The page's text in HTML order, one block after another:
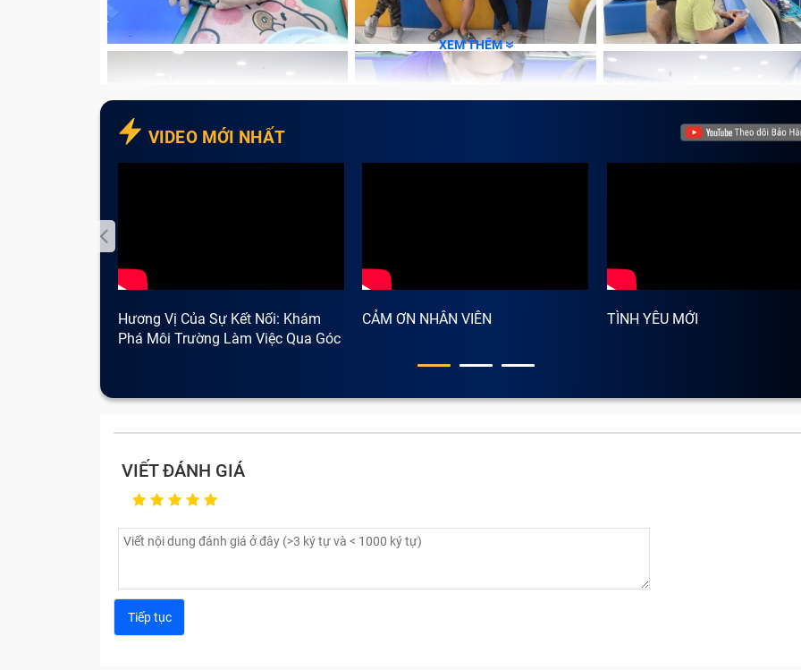
XEM THÊM
VIDEO MỚI NHẤT
Hương Vị Của Sự Kết Nối: Khám
Phá Môi Trường Làm Việc Qua Góc
CẢM ƠN NHÂN VIÊN TÌNH YÊU MỚI
VIẾT ĐÁNH GIÁ